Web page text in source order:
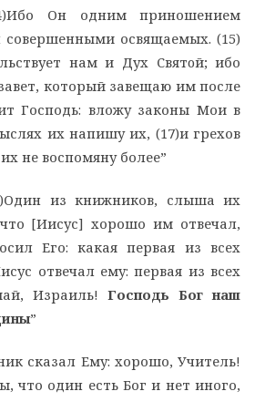
Он одним приношением
совершенными освящаемых. (15)
нам и Дух Святoй; ибо
который завещаю им после
Господь: вложу законы Мои в
их напишу их, (17)и грехов
не воспомяну более”
из книжников, слыша их
[Иисус] хорошо им отвечал,
Его: какая первая из всех
отвечал ему: первая из всех
Израиль!Господь Бог наш
”
сказал Ему: хорошо, Учитель!
что один есть Бог и нет иного,